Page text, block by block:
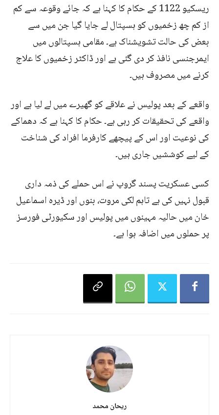
ریسکیو 1122 کے حکام کا کہنا ہے کہ جائے وقوعہ سے کم
از کم چھ زخمیوں کو ہسپتال لے جایا گیا جن میں سے
بعض کی حالت تشویشناک ہے۔ مقامی ہسپتالوں میں
ایمرجنسی نافذ کر دی گئی ہے اور ڈاکٹر زخمیوں کا علاج
کرنے میں مصروف ہیں۔
واقعے کے بعد پولیس نے علاقے کو گھیرے میں لے لیا ہے اور
واقعے کی تحقیقات کر رہی ہے۔ حکام کا کہنا ہے کہ دھماکے
کی نوعیت اور اس کے پیچھے کارفرما افراد کی شناخت
کے لیے کوششیں جاری ہیں۔
کسی عسکریت پسند گروپ نے اس حملے کی ذمہ داری
قبول نہیں کی ہے تاہم لکی مروت، بنوں اور ڈیرہ اسماعیل
خان میں حالیہ مہینوں میں پولیس اور سکیورٹی فورسز
پر حملوں میں اضافہ ہوا ہے۔
ریحان محمد